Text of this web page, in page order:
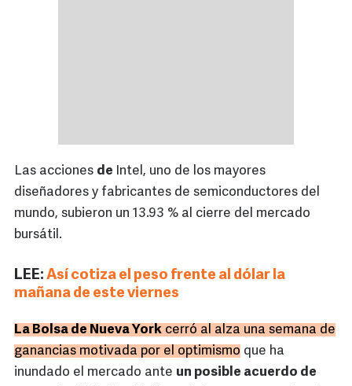
Las acciones de Intel, uno de los mayores
diseñadores y fabricantes de semiconductores del
mundo, subieron un 13.93 % al cierre del mercado
bursátil.
LEE: Así cotiza el peso frente al dólar la
mañana de este viernes
La Bolsa de Nueva York cerró al alza una semana de
ganancias motivada por el optimismo que ha
inundado el mercado ante un posible acuerdo de